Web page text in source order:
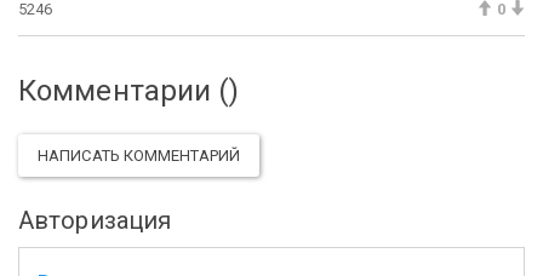
5246
0
Комментарии ()
НАПИСАТЬ КОММЕНТАРИЙ
Авторизация